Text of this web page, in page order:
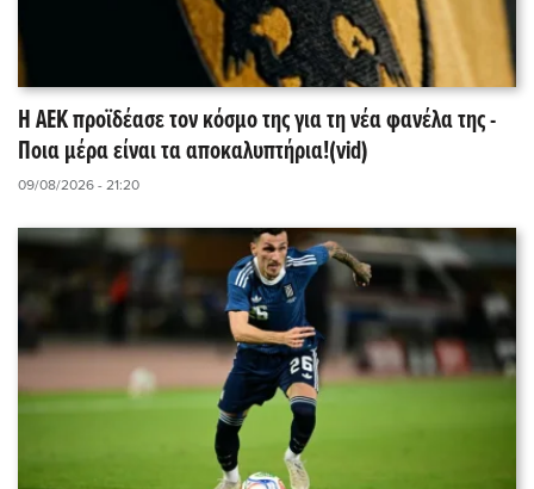
Η ΑΕΚ προϊδέασε τον κόσμο της για τη νέα φανέλα της -
Ποια μέρα είναι τα αποκαλυπτήρια!(vid)
09/08/2026 - 21:20